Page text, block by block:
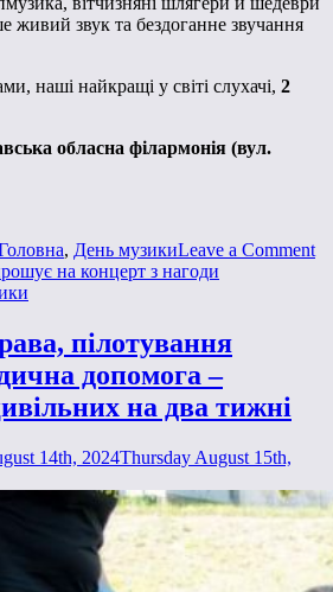
живий звук та бездоганне звучання
наші найкращі у світі слухачі, 2
обласна філармонія (вул.
, День музикиLeave a Comment
на концерт з нагоди
пілотування
допомога –
на два тижні
14th, 2024Thursday August 15th,